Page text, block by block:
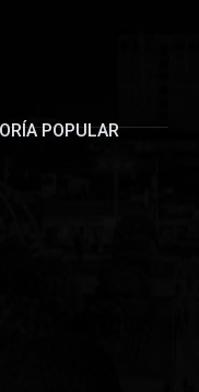
POPULAR